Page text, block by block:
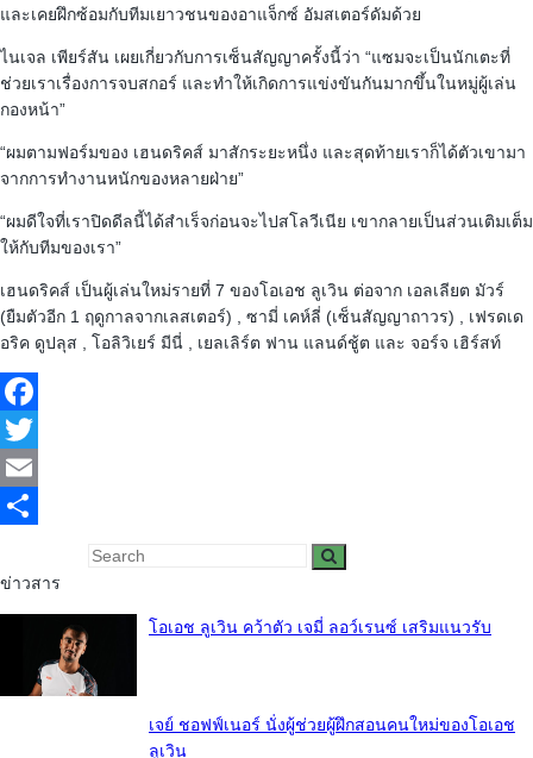
และเคยฝึกซ้อมกับทีมเยาวชนของอาแจ็กซ์ อัมสเตอร์ดัมด้วย
ไนเจล เพียร์สัน เผยเกี่ยวกับการเซ็นสัญญาครั้งนี้ว่า “แซมจะเป็นนักเตะที่
ช่วยเราเรื่องการจบสกอร์ และทำให้เกิดการแข่งขันกันมากขึ้นในหมู่ผู้เล่น
กองหน้า”
“ผมตามฟอร์มของ เฮนดริคส์ มาสักระยะหนึ่ง และสุดท้ายเราก็ได้ตัวเขามา
จากการทำงานหนักของหลายฝ่าย”
“ผมดีใจที่เราปิดดีลนี้ได้สำเร็จก่อนจะไปสโลวีเนีย เขากลายเป็นส่วนเติมเต็ม
ให้กับทีมของเรา”
เฮนดริคส์ เป็นผู้เล่นใหม่รายที่ 7 ของโอเอช ลูเวิน ต่อจาก เอลเลียต มัวร์
(ยืมตัวอีก 1 ฤดูกาลจากเลสเตอร์) , ซามี่ เคห์ลี่ (เซ็นสัญญาถาวร) , เฟรดเด
อริค ดูปลุส , โอลิวิเยร์ มีนี่ , เยลเลิร์ต ฟาน แลนด์ชู้ต และ จอร์จ เฮิร์สท์
Facebook
Twitter
Email
ข่าวสาร
โอเอช ลูเวิน คว้าตัว เจมี่ ลอว์เรนซ์ เสริมแนวรับ
เจย์ ชอฟฟ์เนอร์ นั่งผู้ช่วยผู้ฝึกสอนคนใหม่ของโอเอช
ลูเวิน